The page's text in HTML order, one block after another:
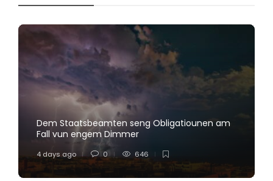
Dem Staatsbeamten seng Obligatiounen am
Fall vun engem Dimmer
4 days ago 0 646